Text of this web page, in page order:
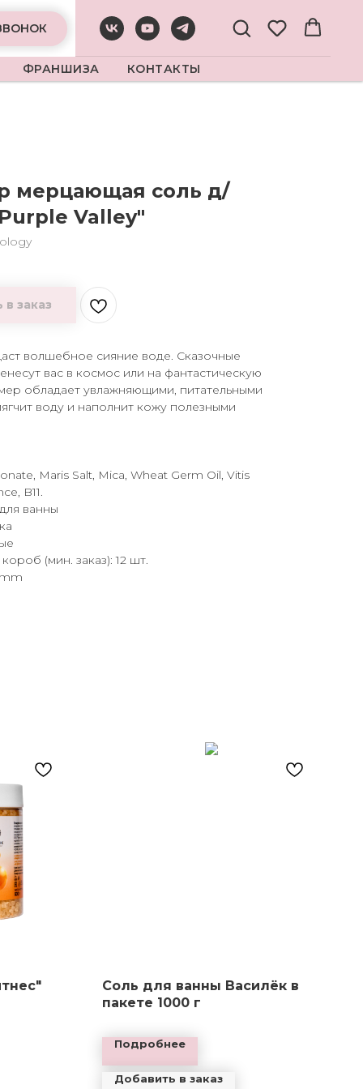
ФРАНШИЗА КОНТАКТЫ
мерцающая соль д/
Valley"
заказ
волшебное сияние воде. Сказочные
вас в космос или на фантастическую
обладает увлажняющими, питательными
воду и наполнит кожу полезными
Maris Salt, Mica, Wheat Germ Oil, Vitis
B11.
ванны
(мин. заказ): 12 шт.
Соль для ванны Василёк в
пакете 1000 г
Подробнее
Добавить в заказ